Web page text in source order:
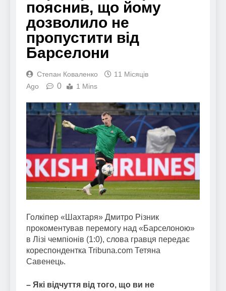
пояснив, що йому
дозволило не
пропустити від
Барселони
Степан Коваленко
11 Місяців
Ago
0 1 Mins
Голкіпер «Шахтаря» Дмитро Різник
прокоментував перемогу над «Барселоною»
в Лізі чемпіонів (1:0), слова гравця передає
кореспондентка Tribuna.com Тетяна
Савенець.
– Які відчуття від того, що ви не